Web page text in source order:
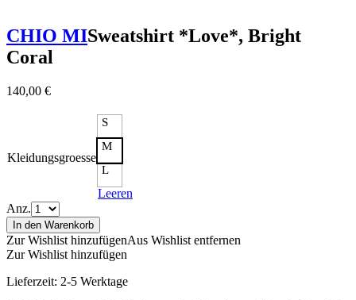
CHIO MISweatshirt *Love*, Bright
Coral
140,00 €
Kleidungsgroesse
S
M
L
Leeren
Anz.
In den Warenkorb
Zur Wishlist hinzufügenAus Wishlist entfernen
Zur Wishlist hinzufügen
Lieferzeit: 2-5 Werktage